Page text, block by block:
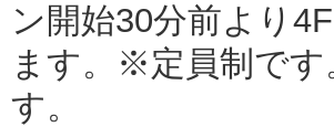
ン開始30分前より
ます。※定員制で
す。